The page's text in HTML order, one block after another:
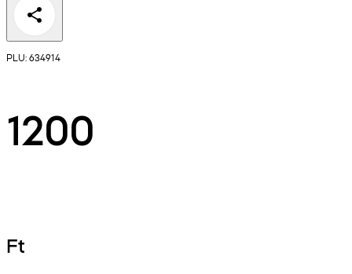
PLU: 634914
1200
Ft